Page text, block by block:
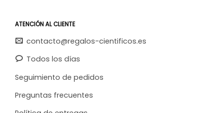
ATENCIÓN AL CLIENTE
contacto@regalos-cientificos.es
Todos los días
Seguimiento de pedidos
Preguntas frecuentes